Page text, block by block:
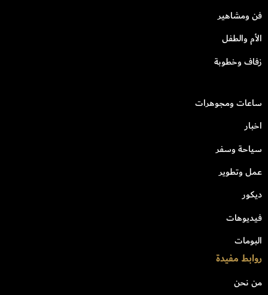
فن ومشاهير
الأم والطفل
زفاف وخطوبة
ساعات ومجوهرات
اخبار
سياحة وسفر
عمل وتطوير
ديكور
فيديوهات
البومات
روابط مفيدة
من نحن